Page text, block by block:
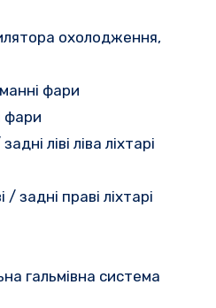
охолодження,
фари
фари
ліві ліва ліхтарі
задні праві ліхтарі
гальмівна система